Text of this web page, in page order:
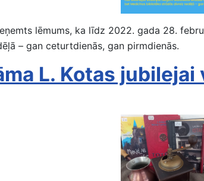
lēmums, ka līdz 2022. gada 28.
– gan ceturtdienās, gan pirmdienās.
L. Kotas